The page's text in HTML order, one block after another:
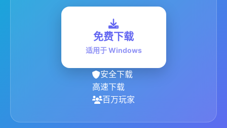
免费下载
适用于 Windows
安全下载
高速下载
百万玩家